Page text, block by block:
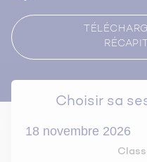
Choisir sa
18 novembre 2026